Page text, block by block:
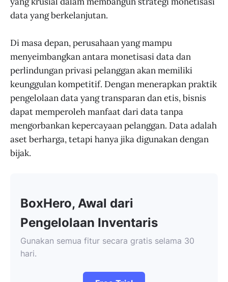
data yang berkelanjutan.
Di masa depan, perusahaan yang mampu
menyeimbangkan antara monetisasi data dan
perlindungan privasi pelanggan akan memiliki
keunggulan kompetitif. Dengan menerapkan praktik
pengelolaan data yang transparan dan etis, bisnis
dapat memperoleh manfaat dari data tanpa
mengorbankan kepercayaan pelanggan. Data adalah
aset berharga, tetapi hanya jika digunakan dengan
bijak.
BoxHero, Awal dari
Pengelolaan Inventaris
Gunakan semua fitur secara gratis selama 30
hari.